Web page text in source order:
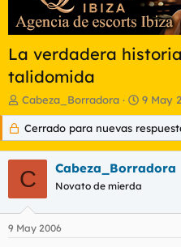
La verdadera
talidomida
I
n
c
i
a
d
o
r
d
Cabeza_Borradora
F
e
c
h
d
n
9 May
Cerrado para nuevas
C Cabeza_Borradora
Novato de mierda
9 May 2006